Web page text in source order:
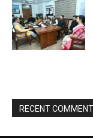
RECENT